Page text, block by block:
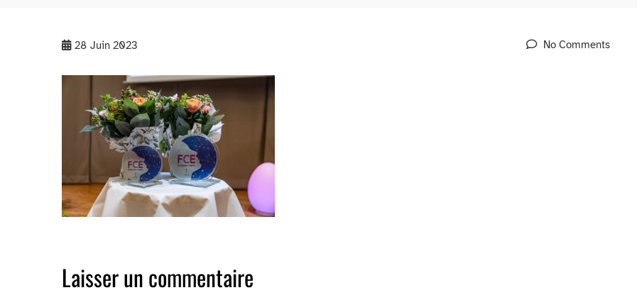
28 Juin 2023 No Comments
Laisser un commentaire